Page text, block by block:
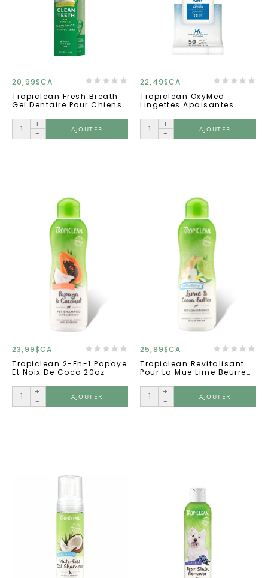
20,99$CA
Tropiclean Fresh Breath
Gel Dentaire Pour Chiens
+
-
AJOUTER
22,49$CA
Tropiclean OxyMed
Lingettes Apaisantes
+
-
AJOUTER
23,99$CA
Tropiclean 2-En-1 Papaye
Et Noix De Coco 20oz
+
-
AJOUTER
25,99$CA
Tropiclean Revitalisant
Pour La Mue Lime Beurre
+
-
AJOUTER